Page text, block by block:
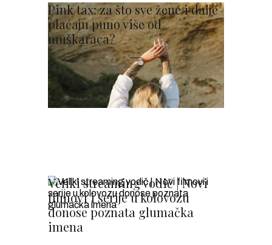
Pink tax: za što sve žene i dalje
plaćaju puno više od
muškaraca?
Veliki streaming vodič | Novi
filmovi i serije u kolovozu
donose poznata glumačka
imena